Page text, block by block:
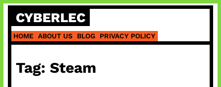
Skip
content
CYBERLEC
HOME ABOUT US BLOG PRIVACY POLICY
Tag: Steam